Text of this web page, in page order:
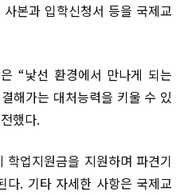
본과 입학신청서 등을 국제교
“낯선 환경에서 만나게 되는
해가는 대처능력을 키울 수 있
했다.
업지원금을 지원하며 파견기
다. 기타 자세한 사항은 국제교